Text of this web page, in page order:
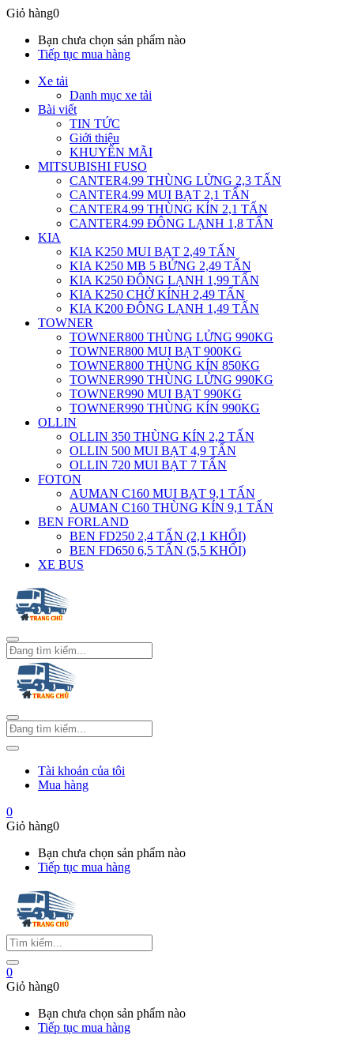
Giỏ hàng0
Bạn chưa chọn sản phẩm nào
Tiếp tục mua hàng
Xe tải
Danh mục xe tải
Bài viết
TIN TỨC
Giới thiệu
KHUYẾN MÃI
MITSUBISHI FUSO
CANTER4.99 THÙNG LỬNG 2,3 TẤN
CANTER4.99 MUI BẠT 2,1 TẤN
CANTER4.99 THÙNG KÍN 2,1 TẤN
CANTER4.99 ĐÔNG LẠNH 1,8 TẤN
KIA
KIA K250 MUI BẠT 2,49 TẤN
KIA K250 MB 5 BỬNG 2,49 TẤN
KIA K250 ĐÔNG LẠNH 1,99 TẤN
KIA K250 CHỞ KÍNH 2,49 TẤN
KIA K200 ĐÔNG LẠNH 1,49 TẤN
TOWNER
TOWNER800 THÙNG LỬNG 990KG
TOWNER800 MUI BẠT 900KG
TOWNER800 THÙNG KÍN 850KG
TOWNER990 THÙNG LỬNG 990KG
TOWNER990 MUI BẠT 990KG
TOWNER990 THÙNG KÍN 990KG
OLLIN
OLLIN 350 THÙNG KÍN 2,2 TẤN
OLLIN 500 MUI BẠT 4,9 TẤN
OLLIN 720 MUI BẠT 7 TẤN
FOTON
AUMAN C160 MUI BẠT 9,1 TẤN
AUMAN C160 THÙNG KÍN 9,1 TẤN
BEN FORLAND
BEN FD250 2,4 TẤN (2,1 KHỐI)
BEN FD650 6,5 TẤN (5,5 KHỐI)
XE BUS
Tài khoản của tôi
Mua hàng
0
Giỏ hàng0
Bạn chưa chọn sản phẩm nào
Tiếp tục mua hàng
0
Giỏ hàng0
Bạn chưa chọn sản phẩm nào
Tiếp tục mua hàng